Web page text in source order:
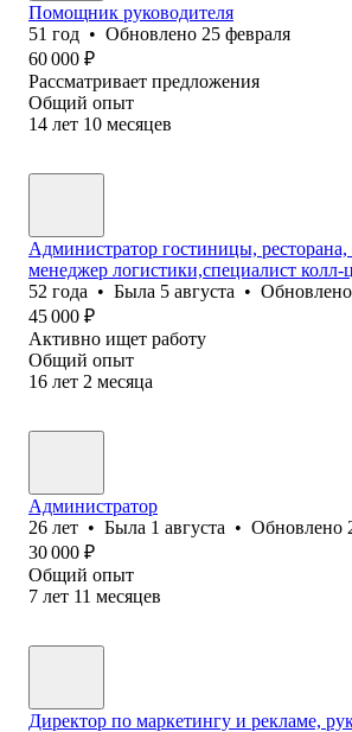
Помощник руководителя
51 год • Обновлено 25 февраля
60 000 ₽
Рассматривает предложения
Общий опыт
14 лет 10 месяцев
Администратор гостиницы, ресторана,
менеджер логистики,специалист колл-
52 года • Была 5 августа • Обновлено
45 000 ₽
Активно ищет работу
Общий опыт
16 лет 2 месяца
Администратор
26 лет • Была 1 августа • Обновлено
30 000 ₽
Общий опыт
7 лет 11 месяцев
Директор по маркетингу и рекламе,